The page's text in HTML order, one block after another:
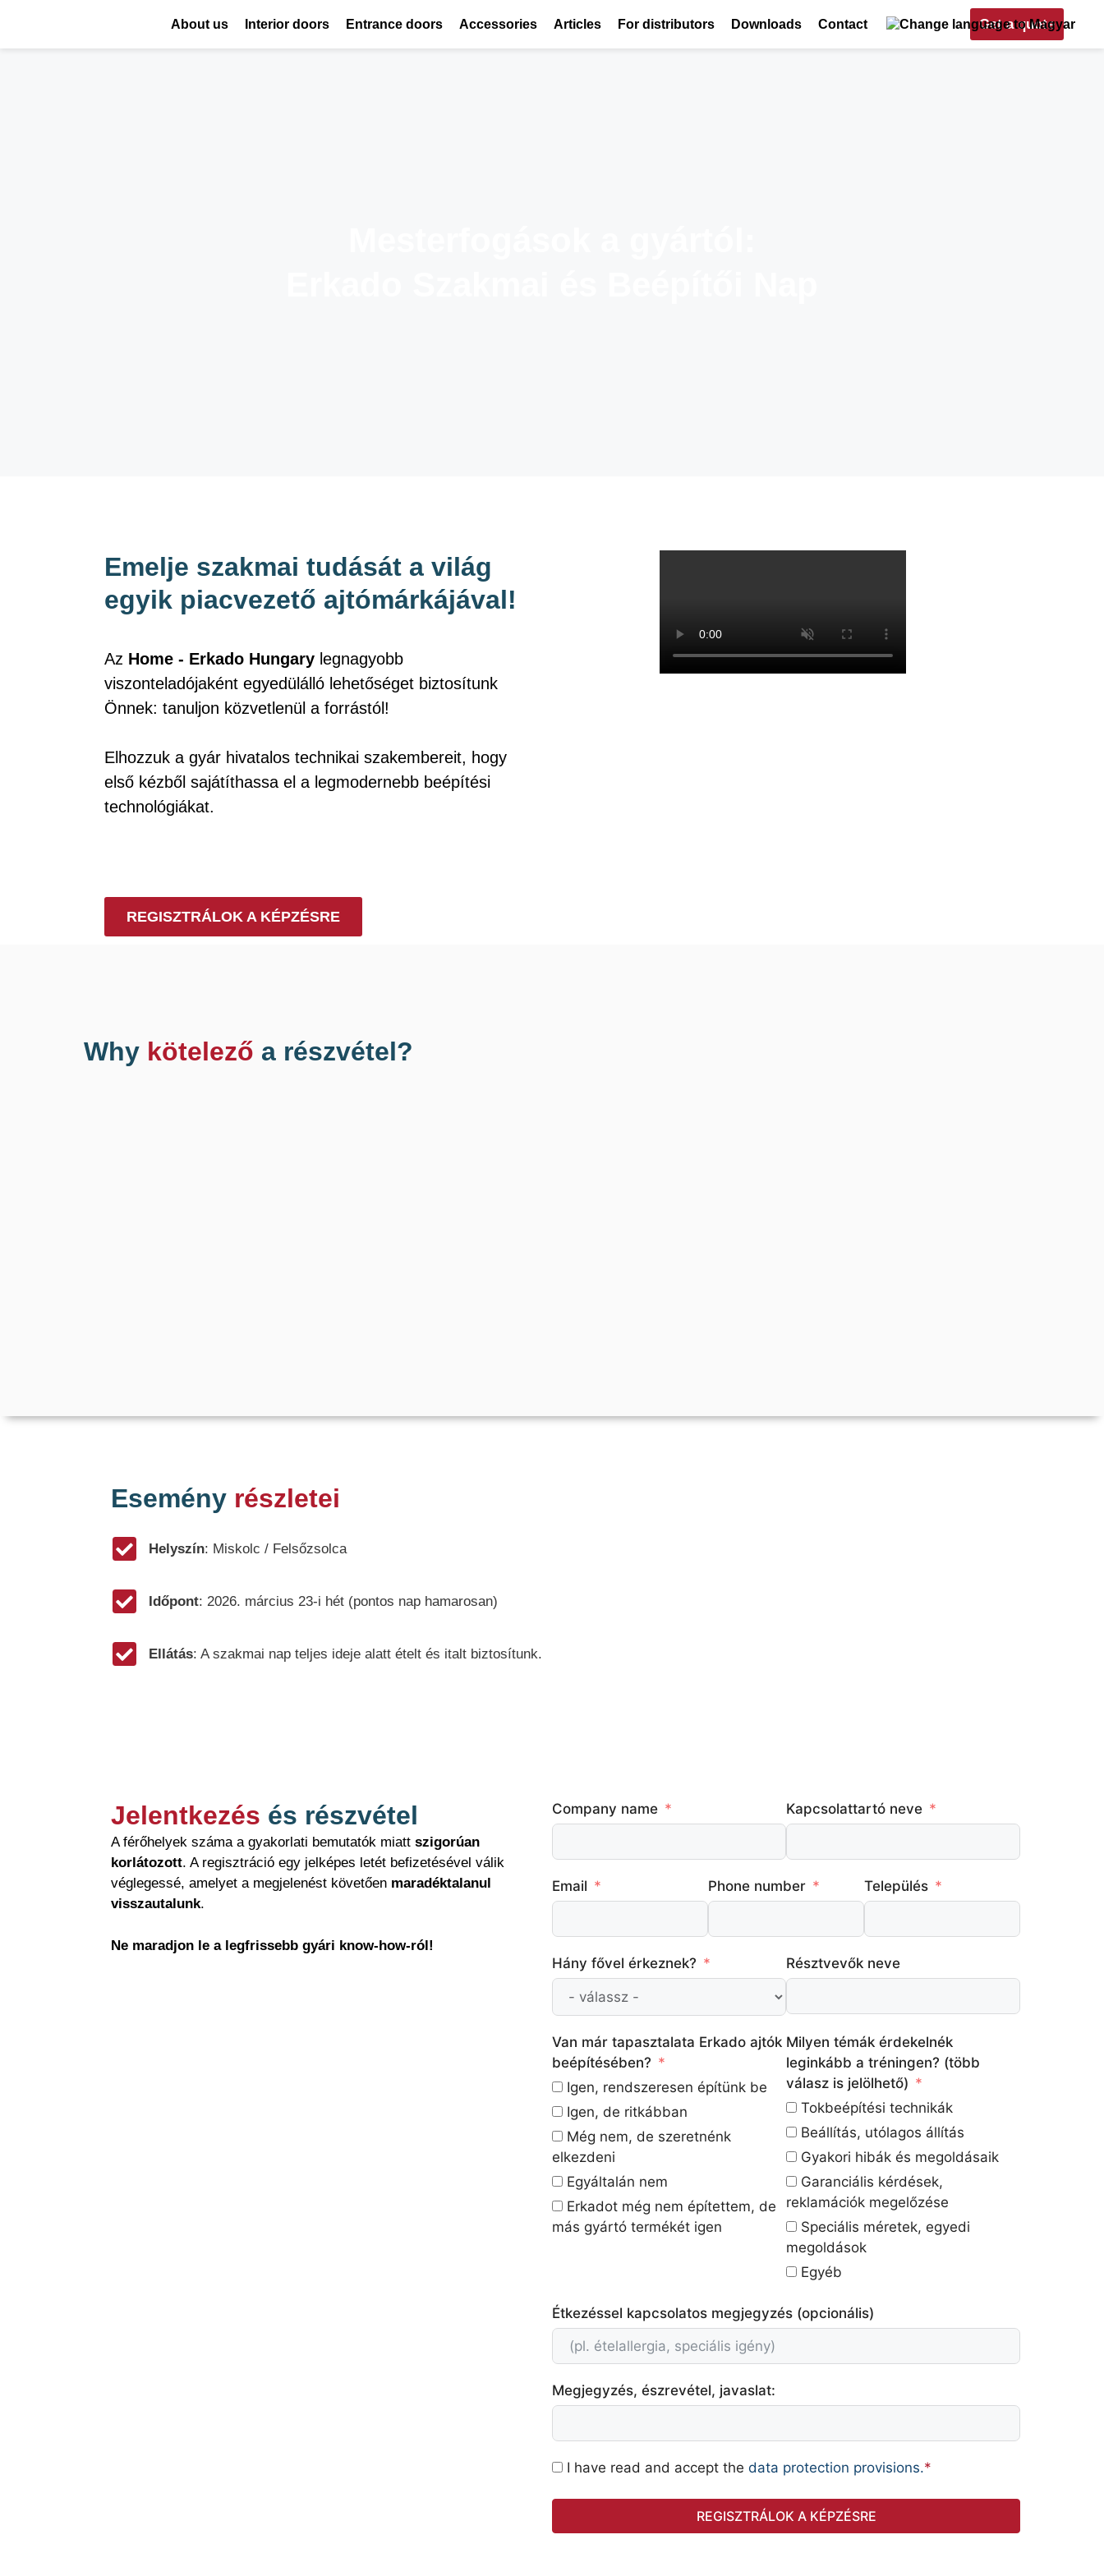
About us Interior doors Entrance doors Accessories Articles For distributors Downloads Contact Get a quote
Emelje szakmai tudását a világ
egyik piacvezető ajtómárkájával!
Az Home - Erkado Hungary legnagyobb
viszonteladójaként egyedülálló lehetőséget biztosítunk
Önnek: tanuljon közvetlenül a forrástól!
Elhozzuk a gyár hivatalos technikai szakembereit, hogy
első kézből sajátíthassa el a legmodernebb beépítési
technológiákat.
REGISZTRÁLOK A KÉPZÉSRE
Why kötelező a részvétel?
Esemény részletei
Helyszín: Miskolc / Felsőzsolca
Időpont: 2026. március 23-i hét (pontos nap hamarosan)
Ellátás: A szakmai nap teljes ideje alatt ételt és italt biztosítunk.
Jelentkezés és részvétel
A férőhelyek száma a gyakorlati bemutatók miatt szigorúan
korlátozott. A regisztráció egy jelképes letét befizetésével válik
véglegessé, amelyet a megjelenést követően maradéktalanul
visszautalunk.
Ne maradjon le a legfrissebb gyári know-how-ról!
Company name Kapcsolattartó neve
Email Phone number Település
Hány fővel érkeznek? Résztvevők neve
Van már tapasztalata Erkado ajtók
beépítésében?
Igen, rendszeresen építünk be
Igen, de ritkábban
Még nem, de szeretnénk
elkezdeni
Egyáltalán nem
Erkadot még nem építettem, de
más gyártó termékét igen
Milyen témák érdekelnék
leginkább a tréningen? (több
válasz is jelölhető)
Tokbeépítési technikák
Beállítás, utólagos állítás
Gyakori hibák és megoldásaik
Garanciális kérdések,
reklamációk megelőzése
Speciális méretek, egyedi
megoldások
Egyéb
Étkezéssel kapcsolatos megjegyzés (opcionális)
Megjegyzés, észrevétel, javaslat:
I have read and accept the data protection provisions.*
REGISZTRÁLOK A KÉPZÉSRE